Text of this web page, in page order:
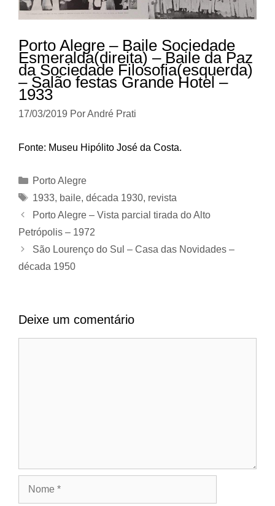
Porto Alegre – Baile Sociedade
Esmeralda(direita) – Baile da Paz
da Sociedade Filosofia(esquerda)
– Salão festas Grande Hotel –
1933
17/03/2019 PorAndré Prati
Fonte: Museu Hipólito José da Costa.
Categorias
Porto Alegre
Tags
1933, baile, década 1930, revista
Porto Alegre – Vista parcial tirada do Alto
Petrópolis – 1972
São Lourenço do Sul – Casa das Novidades –
década 1950
Deixe um comentário